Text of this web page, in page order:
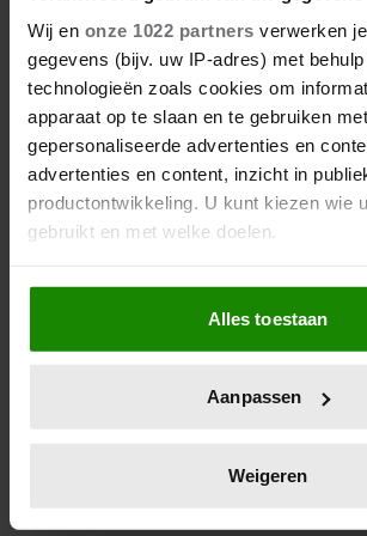
Wij en onze 1022 partners verwerken
gegevens (bijv. uw IP-adres) met
technologieën zoals cookies om
apparaat op te slaan en te gebruiken
gepersonaliseerde advertenties en
advertenties en content, inzicht in
productontwikkeling. U kunt kiezen wie
gebruikt en met welke doelen.
Als u het toestaat, willen we ook graag:
Informatie verzamelen over uw
locatie, die tot een paar meter
scannen op specifieke
verwerkt en stel uw voorkeuren in het
intrekken in de Cookieverklaring.
Alles toestaan
Aanpassen
Weigeren
MEDAILLEWINNAARS
GEHULDIGD IN DEN
De Nederlandse medaillewinnaars
Paralympische Spelen zijn dinsdag
Haag. Na afloop stond er ook een
ontvangst op het programma: de
langs bij koning Willem-Alexander en